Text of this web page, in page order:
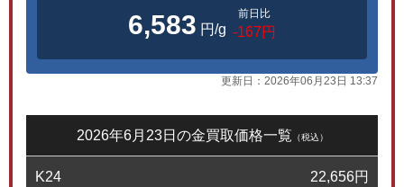
6,583 円/g
前日比
-167円
更新日： 2026年06月23日 13:37
2026年6月23日の金買取価格一覧 （税込）
K24 22,656円